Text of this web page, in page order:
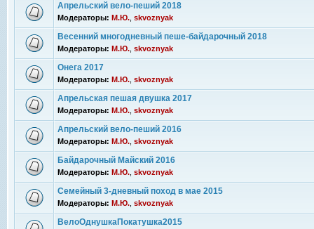
Апрельский вело-пеший 2018
Модераторы: М.Ю. skvoznyak
Весенний многодневный пеше-байдарочный 2018
Модераторы: М.Ю. skvoznyak
Онега 2017
Модераторы: М.Ю. skvoznyak
Апрельская пешая двушка 2017
Модераторы: М.Ю. skvoznyak
Апрельский вело-пеший 2016
Модераторы: М.Ю. skvoznyak
Байдарочный Майский 2016
Модераторы: М.Ю. skvoznyak
Семейный 3-дневный поход в мае 2015
Модераторы: М.Ю. skvoznyak
ВелоОднушкаПокатушка2015